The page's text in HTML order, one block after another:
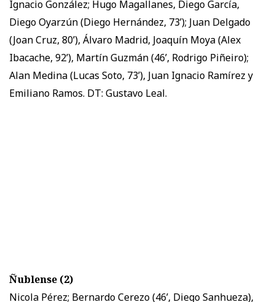
Ignacio González; Hugo Magallanes, Diego García,
Diego Oyarzún (Diego Hernández, 73’); Juan Delgado
(Joan Cruz, 80’), Álvaro Madrid, Joaquín Moya (Alex
Ibacache, 92’), Martín Guzmán (46’, Rodrigo Piñeiro);
Alan Medina (Lucas Soto, 73’), Juan Ignacio Ramírez y
Emiliano Ramos. DT: Gustavo Leal.
Ñublense (2)
Nicola Pérez; Bernardo Cerezo (46’, Diego Sanhueza),